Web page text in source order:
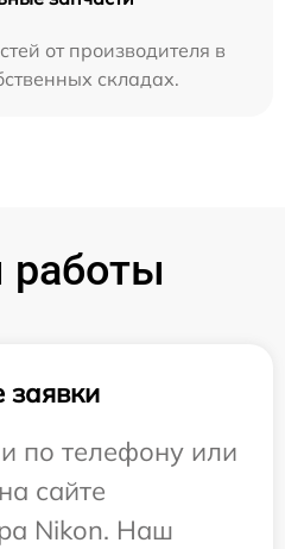
от производителя в
складах.
по телефону или
сайте
Nikon. Наш